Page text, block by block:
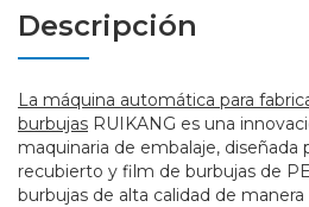
Descripción
La máquina automática para
burbujas RUIKANG es una
maquinaria de embalaje, diseñada
recubierto y film de burbujas de
burbujas de alta calidad de